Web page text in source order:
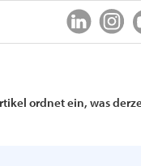
ordnet ein, was